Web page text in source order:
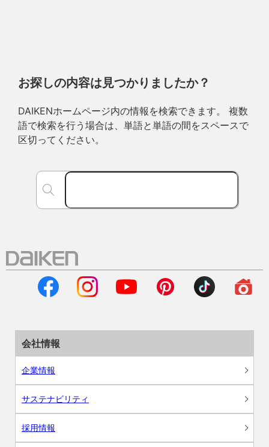
お探しの内容は見つかりましたか？
DAIKENホームページ内の情報を検索できます。 複数
語で検索を行う場合は、単語と単語の間をスペースで
区切ってください。
会社情報
企業情報
サステナビリティ
採用情報